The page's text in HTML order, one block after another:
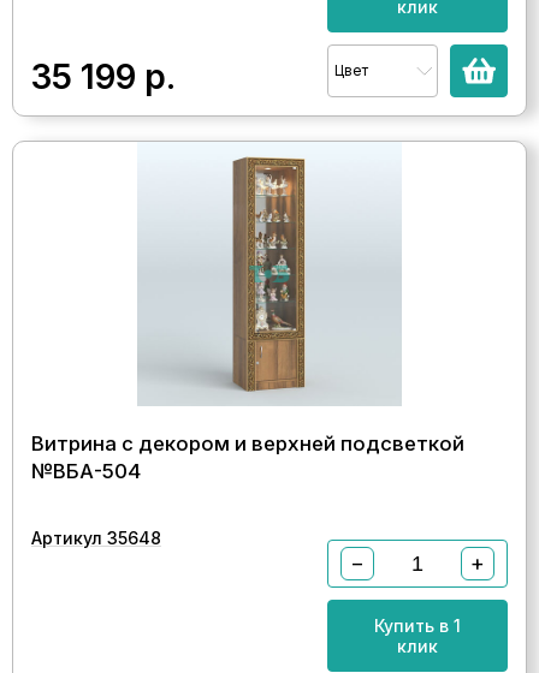
35 199 р.
клик
Цвет
Витрина с декором и верхней подсветкой
№ВБА-504
Артикул 35648
− +
Купить в 1
клик